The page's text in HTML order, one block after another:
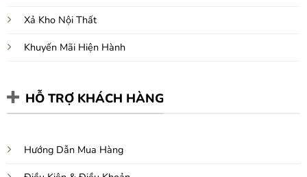
Xả Kho Nội Thất
Khuyến Mãi Hiện Hành
HỖ TRỢ KHÁCH HÀNG
Hướng Dẫn Mua Hàng